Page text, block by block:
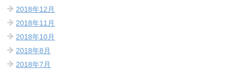
2018年12月
2018年11月
2018年10月
2018年8月
2018年7月